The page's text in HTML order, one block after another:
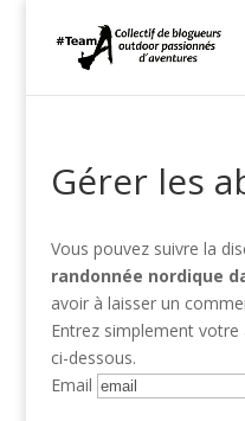
Gérer les
Vous pouvez suivre la
randonnée nordique
avoir à laisser un
Entrez simplement
ci-dessous.
Email